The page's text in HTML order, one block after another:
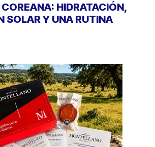
HIDRATACIÓN,
SOLAR Y UNA RUTINA